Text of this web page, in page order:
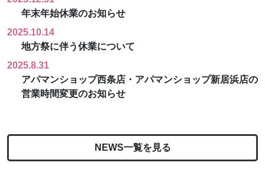
年末年始休業のお知らせ
2025.10.14
地方祭に伴う休業について
2025.8.31
アパマンショップ西条店・アパマンショップ新居浜店の
営業時間変更のお知らせ
NEWS一覧を見る